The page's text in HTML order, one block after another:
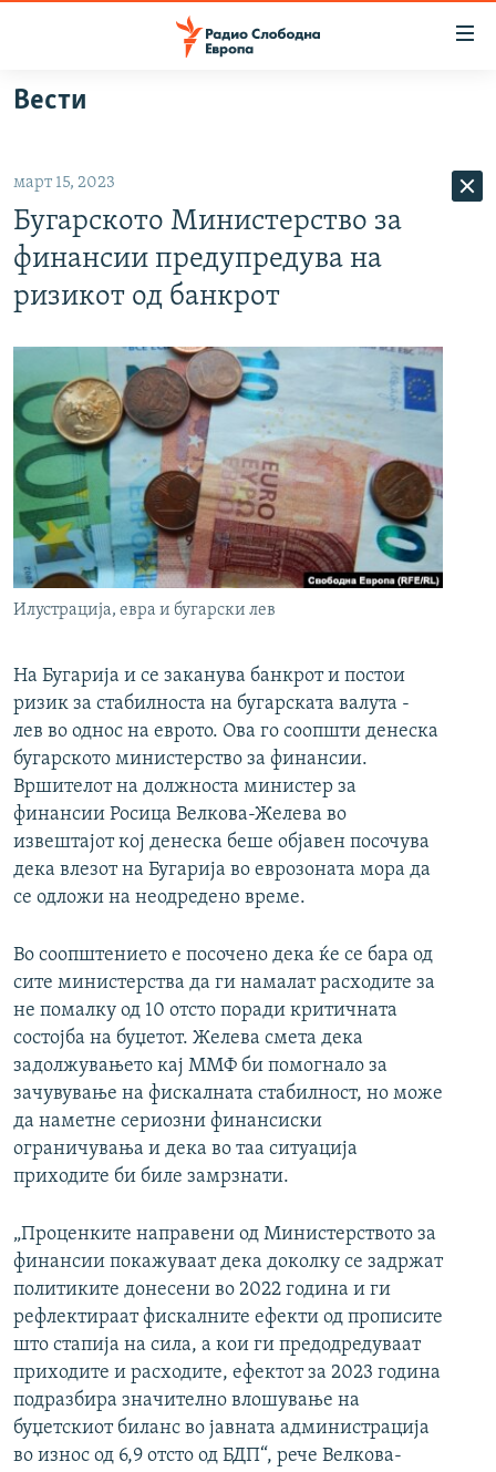
Оди
на
главната
навигација
Премини
на
ВИЗУЕЛНО
ВЕСТИ
ШТО ТРЕБА ДА ЗНАЕТЕ
ПРИЈАВИ СЕ ЗА ЊУЗЛЕТЕР
ПОДКАСТ ЗОШТО?
СЛЕДЕТЕ НЕ
РСЕ веб страници
Вести
март 15, 2023
Бугарското Министерство за
финансии предупредува на
ризикот од банкрот
Илустрација, евра и бугарски лев
На Бугарија и се заканува банкрот и постои
ризик за стабилноста на бугарската валута -
лев во однос на еврото. Ова го соопшти денеска
бугарското министерство за финансии.
Вршителот на должноста министер за
финансии Росица Велкова-Желева во
извештајот кој денеска беше објавен посочува
дека влезот на Бугарија во еврозоната мора да
се одложи на неодредено време.
Во соопштението е посочено дека ќе се бара од
сите министерства да ги намалат расходите за
не помалку од 10 отсто поради критичната
состојба на буџетот. Желева смета дека
задолжувањето кај ММФ би помогнало за
зачувување на фискалната стабилност, но може
да наметне сериозни финансиски
ограничувања и дека во таа ситуација
приходите би биле замрзнати.
„Проценките направени од Министерството за
финансии покажуваат дека доколку се задржат
политиките донесени во 2022 година и ги
рефлектираат фискалните ефекти од прописите
што стапија на сила, а кои ги предодредуваат
приходите и расходите, ефектот за 2023 година
подразбира значително влошување на
буџетскиот биланс во јавната администрација
во износ од 6,9 отсто од БДП“, рече Велкова-